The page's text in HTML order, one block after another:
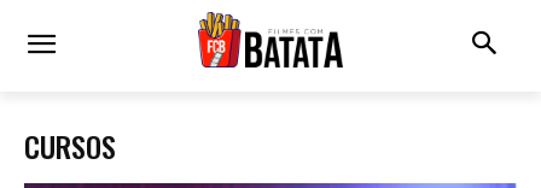
CURSOS